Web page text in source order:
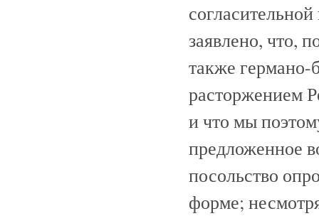
заявлено, что,
также германо-
расторжением
и что мы
предложенное
посольство
форме;